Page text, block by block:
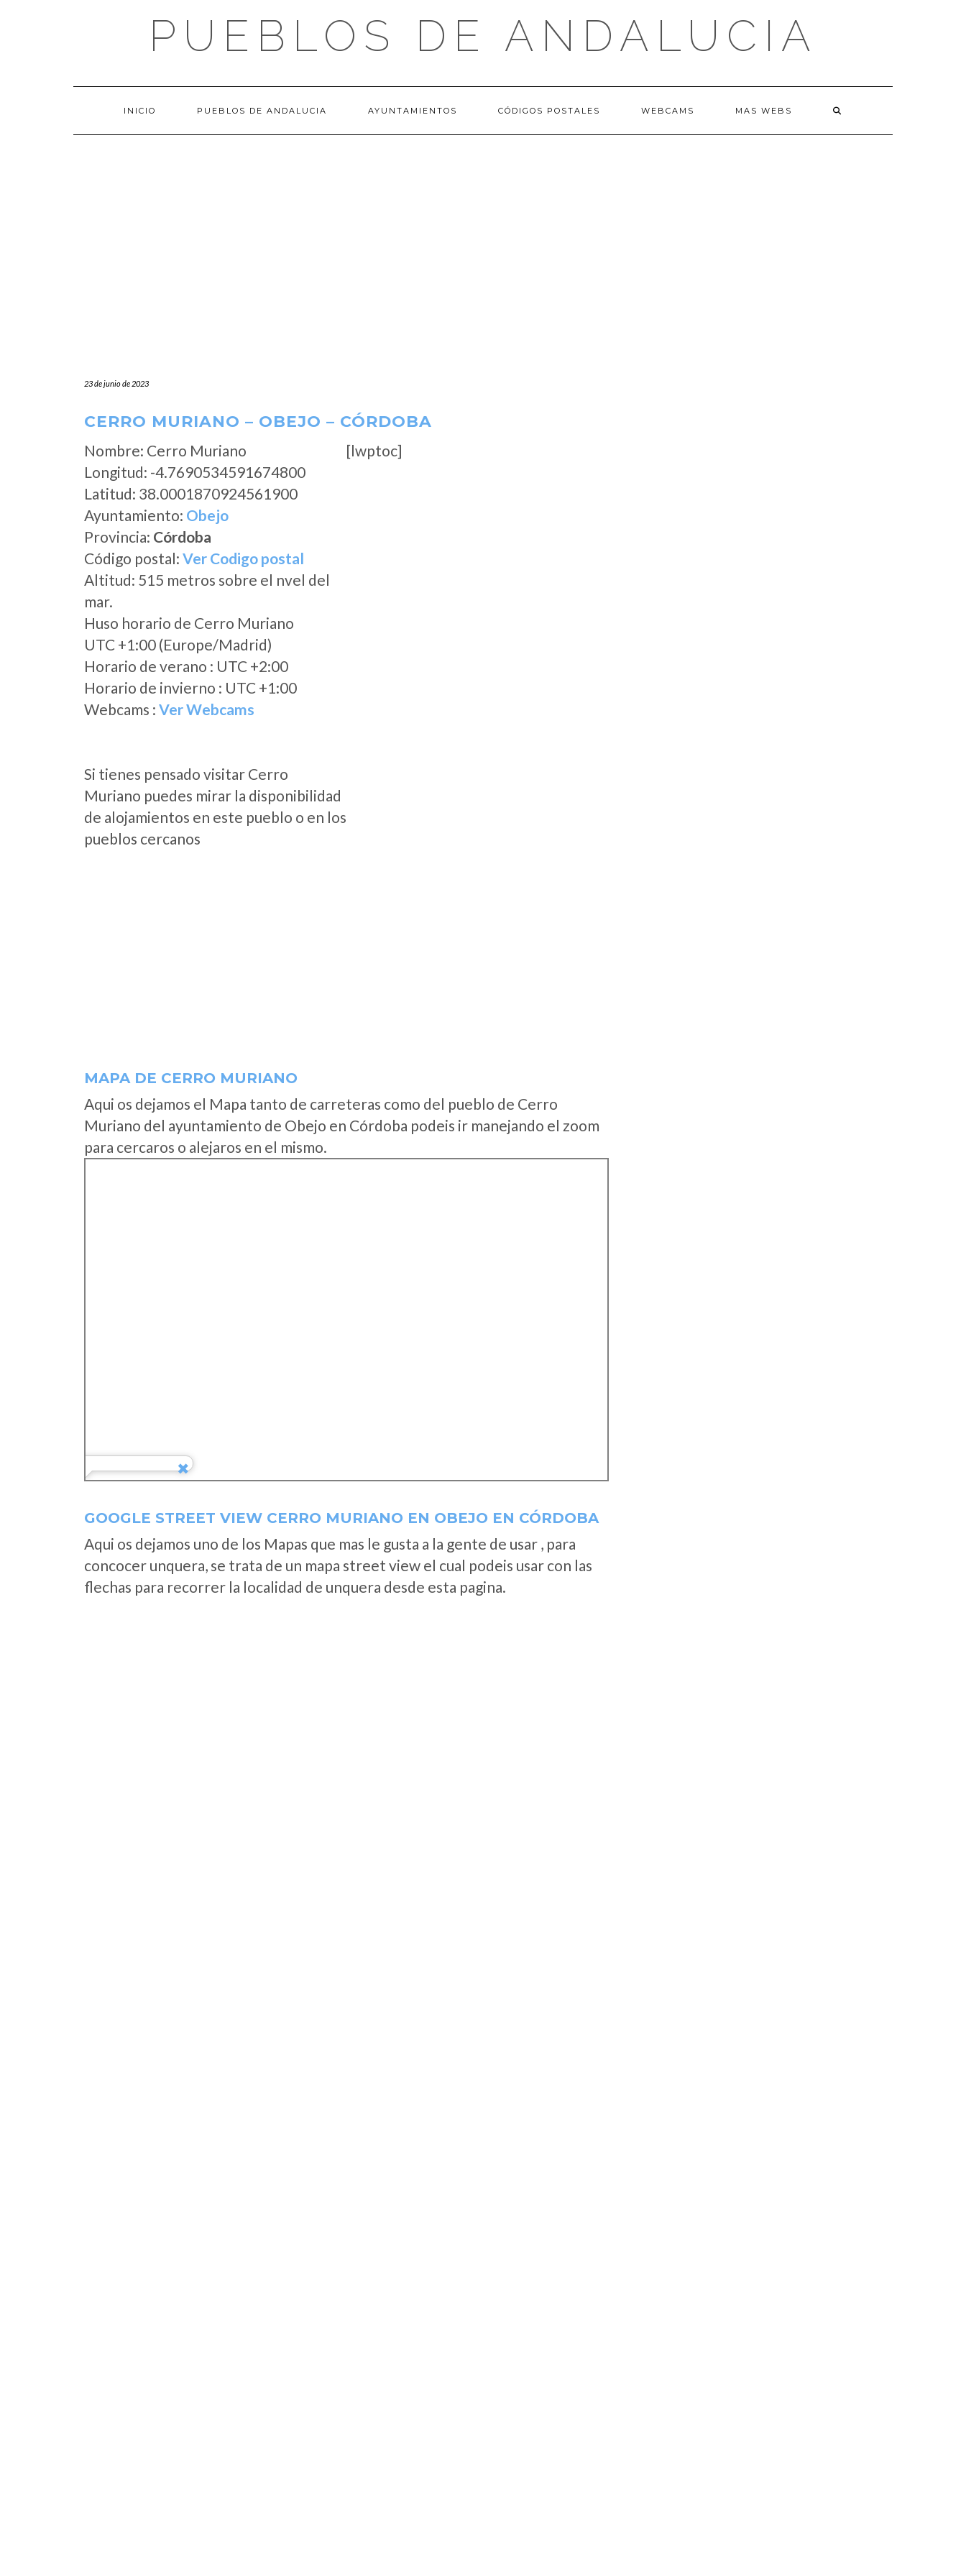
PUEBLOS DE ANDALUCIA
INICIO PUEBLOS DE ANDALUCIA AYUNTAMIENTOS CÓDIGOS POSTALES WEBCAMS MAS WEBS
23 de junio de 2023
CERRO MURIANO – OBEJO – CÓRDOBA
Nombre: Cerro Muriano
Longitud: -4.7690534591674800
Latitud: 38.0001870924561900
Ayuntamiento: Obejo
Provincia: Córdoba
Código postal: Ver Codigo postal
Altitud: 515 metros sobre el nvel del
mar.
Huso horario de Cerro Muriano
UTC +1:00 (Europe/Madrid)
Horario de verano : UTC +2:00
Horario de invierno : UTC +1:00
Webcams : Ver Webcams
Si tienes pensado visitar Cerro
Muriano puedes mirar la disponibilidad
de alojamientos en este pueblo o en los
pueblos cercanos
[lwptoc]
MAPA DE CERRO MURIANO
Aqui os dejamos el Mapa tanto de carreteras como del pueblo de Cerro
Muriano del ayuntamiento de Obejo en Córdoba podeis ir manejando el zoom
para cercaros o alejaros en el mismo.
GOOGLE STREET VIEW CERRO MURIANO EN OBEJO EN CÓRDOBA
Aqui os dejamos uno de los Mapas que mas le gusta a la gente de usar , para
concocer unquera, se trata de un mapa street view el cual podeis usar con las
flechas para recorrer la localidad de unquera desde esta pagina.